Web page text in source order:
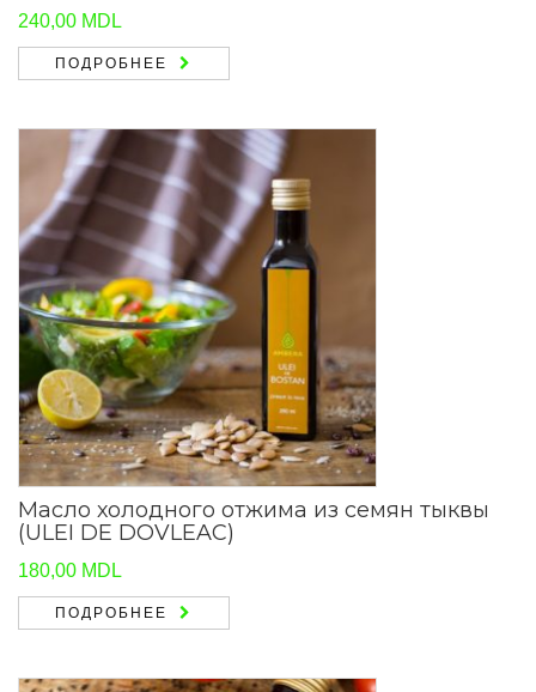
240,00 MDL
ПОДРОБНЕЕ
Масло холодного отжима из семян тыквы
(ULEI DE DOVLEAC)
180,00 MDL
ПОДРОБНЕЕ